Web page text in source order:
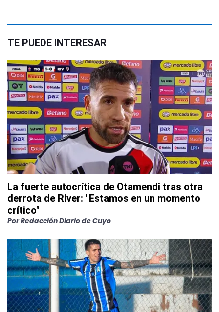
TE PUEDE INTERESAR
La fuerte autocrítica de Otamendi tras otra
derrota de River: "Estamos en un momento
crítico"
PorRedacción Diario de Cuyo